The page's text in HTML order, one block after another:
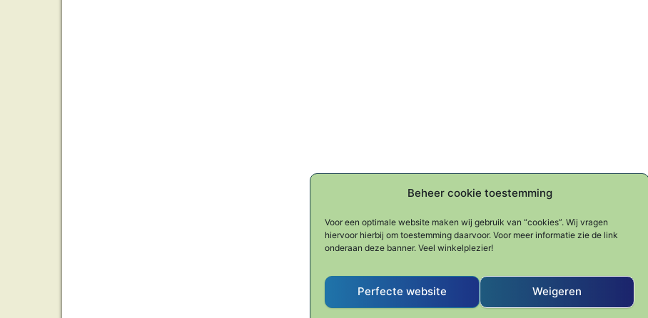
Beheer cookie toestemming
Voor een optimale website maken wij gebruik van “cookies”. Wij vragen
hiervoor hierbij om toestemming daarvoor. Voor meer informatie zie de link
onderaan deze banner. Veel winkelplezier!
Perfecte website Weigeren